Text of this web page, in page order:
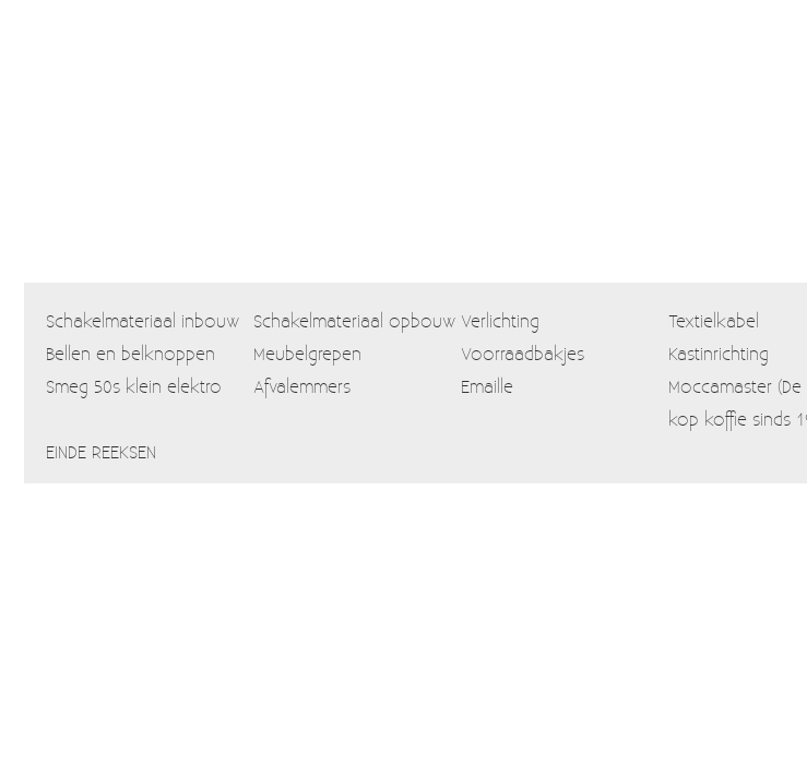
Schakelmateriaal inbouw Schakelmateriaal opbouw Verlichting Textielkabel
Bellen en belknoppen
Meubelgrepen Voorraadbakjes Kastinrichting
Smeg 50s klein elektro
Afvalemmers Emaille
Moccamaster
kop koffie sinds
EINDE REEKSEN